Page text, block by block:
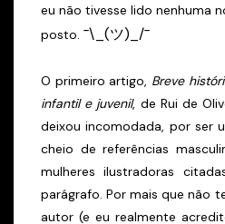
eu não tivesse lido nenhuma
posto. ¯\_(ツ)_/¯
O primeiro artigo, Breve
infantil e juvenil, de Rui de
deixou incomodada, por ser
cheio de referências
mulheres ilustradoras
parágrafo. Por mais que não
autor (e eu realmente